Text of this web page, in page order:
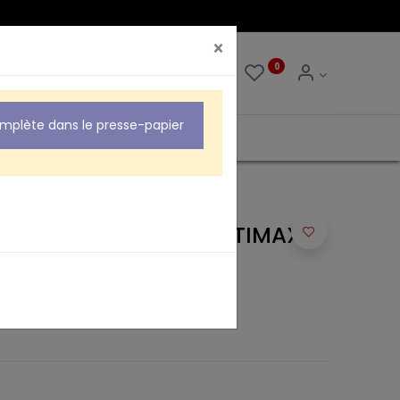
0
ECOLOGIQUE CAPTIMAX
×
dans le presse-papier